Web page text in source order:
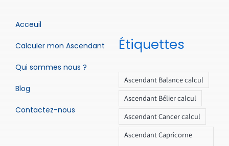
Acceuil
Calculer mon Ascendant
Qui sommes nous ?
Blog
Contactez-nous
Étiquettes
Ascendant Balance calcul
Ascendant Bélier calcul
Ascendant Cancer calcul
Ascendant Capricorne